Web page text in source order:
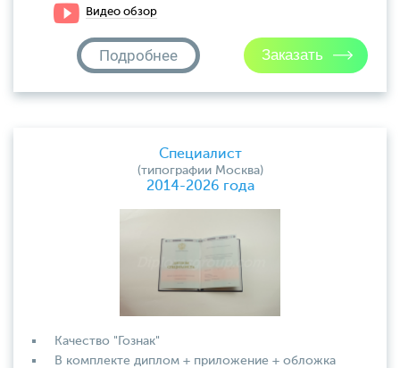
Видео обзор
Подробнее
Специалист
(типографии Москва)
2014-2026 года
Качество "Гознак"
В комплекте диплом + приложение + обложка